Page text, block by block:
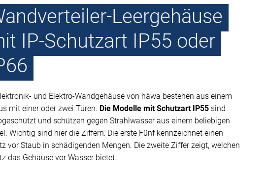
Leergehäuse
IP-Schutzart IP55 oder
und Elektro-Wandgehäuse von häwa bestehen aus einem
mit einer oder zwei Türen. Die Modelle mit Schutzart IP55 sind
und schützen gegen Strahlwasser aus einem beliebigen
Wichtig sind hier die Ziffern: Die erste Fünf kennzeichnet einen
vor Staub in schädigenden Mengen. Die zweite Ziffer zeigt, welchen
das Gehäuse vor Wasser bietet.